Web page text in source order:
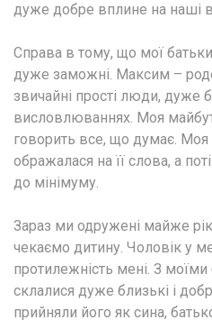
дуже добре вплине на наші
Справа в тому, що мої батьки
дуже заможні. Максим –
звичайні прості люди, дуже
висловлюваннях. Моя
говорить все, що думає. Моя
ображалася на її слова, а
до мінімуму.
Зараз ми одружені майже
чекаємо дитину. Чоловік у
протилежність мені. З
склалися дуже близькі і
прийняли його як сина,